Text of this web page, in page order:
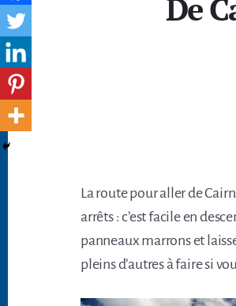
La route pour aller de
arrêts : c’est facile en
panneaux marrons et
pleins d’autres à faire si